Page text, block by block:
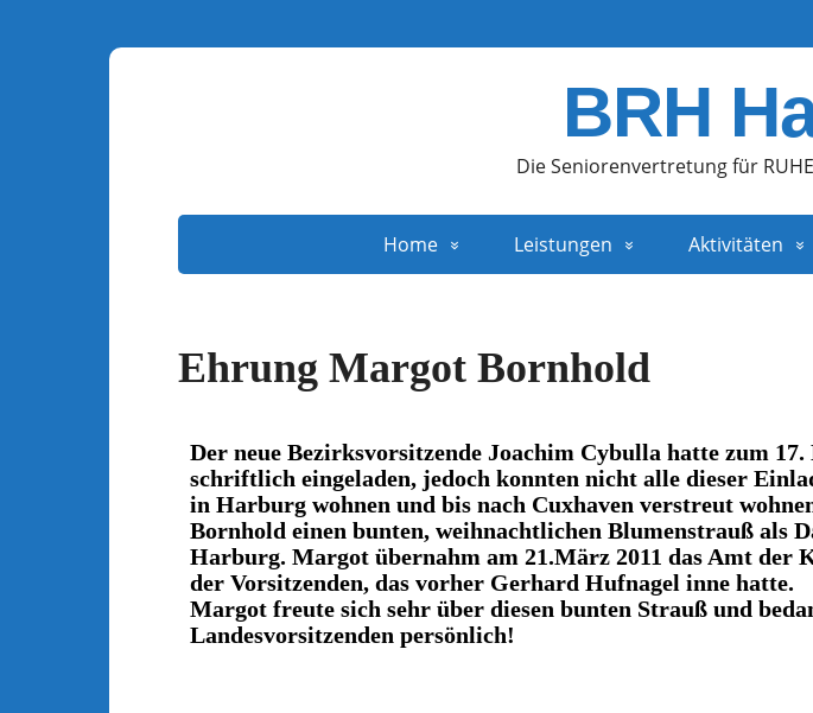
BRH
Die Seniorenvertretung für
Home Leistungen Aktivitäten
Ehrung Margot Bornhold
Der neue Bezirksvorsitzende Joachim Cybulla hatte zum
schriftlich eingeladen, jedoch konnten nicht alle dieser
in Harburg wohnen und bis nach Cuxhaven verstreut
Bornhold einen bunten, weihnachtlichen Blumenstrauß als
Harburg. Margot übernahm am 21.März 2011 das Amt der
der Vorsitzenden, das vorher Gerhard Hufnagel inne hatte.
Margot freute sich sehr über diesen bunten Strauß und
Landesvorsitzenden persönlich!